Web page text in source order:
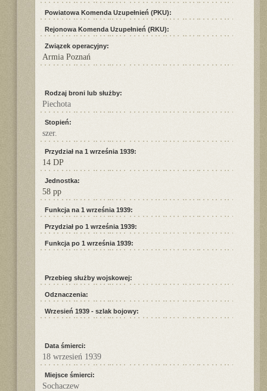
Powiatowa Komenda Uzupełnień (PKU):
Rejonowa Komenda Uzupełnień (RKU):
Związek operacyjny:
Armia Poznań
Rodzaj broni lub służby:
Piechota
Stopień:
szer.
Przydział na 1 września 1939:
14 DP
Jednostka:
58 pp
Funkcja na 1 września 1939:
Przydział po 1 września 1939:
Funkcja po 1 września 1939:
Przebieg służby wojskowej:
Odznaczenia:
Wrzesień 1939 - szlak bojowy:
Data śmierci:
18 wrzesień 1939
Miejsce śmierci:
Sochaczew